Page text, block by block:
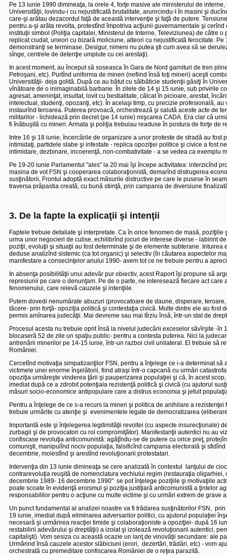
Pe 13 iunie 1990 dimineaţa, la orele 4, forţe masive ale ministerului de
Universităţii, lovindu-i cu nejustificată brutalitate, arunrcindu-I în masini şi
care-şi arătau dezacordul faţă de această intervenţie şi faţă de putere.
pentru a-şi arăta revolta, protestînd împotriva acţiunii guvernamentale şi
instituţii simbol (Poliţia capitalei, Ministerul de Interne, Televiziunea) de către
replicat ciudat, uneori cu bizară moliciune, alteori cu nejustificată ferocitate.
demonstranţi se terminase. Desigur, nimeni nu putea şti cum avea să se
sînge, centrele de detenţie umplute cu cei arestaţi).
In acest moment, au început să soseasca în Gara de Nord garnituri de tren
Petroşani, etc). Purtînd uniforma de mineri (nefiind însă toţi mineri) aceşti
Universităţii- deja golită. După ce au bătut cu sălbăticie studenţii găsiţi în
vînătoare de o inimaginabilă barbarie. În zilele de 14 şi 15 iunie, sub privirile
agresat, ameninţat, insultat, lovit cu bestialitate, călcat în picioare, arestat,
intelectual, studenţi, opozanţi, etc). În acelaşi timp, cu precizie profesională,
instaurînd teroarea. Puterea provoacă, orchestrează şi salută aceste acte de
militarilor - lichidează prin decret (pe 14 iunie) mişcarea CADA. Era clar că
fi înăbuşită cu mineri. Armata şi poliţia trebuiau readuse în postura de forţe de
Intre 16 şi 18 iunie, încercările de organizare a unor proteste de stradă au
intimidaţi, partidele slabe şi infestate - replica opoziţiei politice şi civice a fost
intimidare, dezbinare, incoerenţă, non-combativitate - a se vedea ca exemplu
Pe 19-20 iunie Parlamentul "ales" la 20 mai îşi începe activitatea: interzicînd
masina de vot FSN şi cooperarea colaboraţionistă, demarînd distrugerea
susţinătorii, Frontul adoptă exact măsurile distructive pe care le pusese în
traversa prăpastia creată, cu bună stiinţă, prin campania de diversiune
3. De la fapte la explicaţii şi intenţii
Faptele trebuie detaliate şi interpretate. Ca în orice fenomen de masă,
urma unor negocieri de culise, echilibrînd jocuri de interese diverse - labirint
poziţii, evoluţii şi situaţii au fost determinate şi de elemente subterane.
deduse analizînd sistemic (ca tot organic) şi selectiv (în căutarea aspectelor
manifestare a consecinţelor anului 1990- avem tot ce ne trebuie pentru a
In absenţa posibilităţii unui adevăr pur obiectiv, acest Raport îşi propune să
represiunii pe care o denunţam. Pe de o parte, ne interesează fiecare act
fenomenului, care relevă cauzele şi intenţiile.
Putem dovedi nenumărate abuzuri (provocatoare de daune, disperare,
tăcere- prin forţă- opoziţia politică şi contestaţia civică. Multe dintre ele au
permis amînarea judecăţii. Mai devreme sau mai tîrziu însă, într-un stat de
Procesul acesta nu trebuie oprit însă la nivelul judecării exceselor săvîrşite -
blocaseră 52 de zile un spaţiu public- pentru a contesta puterea. Nici la
antrenării minerilor pe 14-15 iunie, într-un razboi civil unilateral. El trebuie să
României.
Cercetînd motivaţia simpatizanţilor FSN, pentru a înţelege ce i-a determinat
victimele unei enorme înşelătorii, fiind atraşi într-o capcană cu urmări
opoziţia urmăreşte vinderea ţării şi pauperizarea populaţiei şi că, în acest
imediat după ce a zdrobit potenţiala rezistenţă politică şi civică (cu ajutorul
măsuri socio-economice antipopulare care a distrus economia şi jefuit
Pentru a înţelege de ce s-a recurs la mineri şi politica de anihilare a
trebuie urmărite cu atenţie şi evenimentele legate de democratizarea
Importantă este şi înţelegerea legitimităţii revoltei (cu aspecte insurecţionale)
zurbagii şi de provocatori cu rol compromiţător). Manifestanţii autentici nu au
confiscase revoluţia anticomunistă: agăţîndu-se de putere cu orice preţ,
comunişti, manipulînd nociv populaţia, falsificînd campania electorală şi
decembrie, molestînd şi arestînd revoluţionarii protestatari.
Intervenţia din 13 iunie dimineaţa se cere analizată în contextul lanţului de
contrarevoluţia reuşită de nomenclatura vechiului regim (restauraţia
decembrie 1989- 16 decembrie 1990" se pot înţelege poziţiile şi motivaţiile
poate scoate în evidenţă eroismul şi poziţia justiţiară anticomunistă a ţintelor
responsabililor pentru o acţiune cu multe victime şi cu urmări extrem de grave
Un punct fundamental al analizei noastre va fi trădarea susţinătorilor FSN,
prin
19 iunie, imediat după eliminarea adversarilor politici, cu ajutorul populaţiei
necesară şi urmărirea reacţiei timide şi colaboraţioniste a opoziţiei- după 16
restabilirii adevărului şi dreptăţii) a izolat şi izolează revoluţionarii autentici,
capitalişti). Vom sesiza cu această ocazie un lanţ de vinovăţii secundare: ale
Urmărind însă cauzele acestor slăbiciuni (erori,
dezertări, trădări, etc) - vom
orchestrată cu premeditare confiscarea României de o reţea parazită.